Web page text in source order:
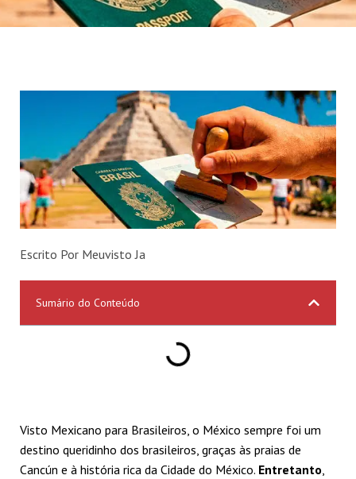
Escrito Por Meuvisto Ja
Sumário do Conteúdo
Visto Mexicano para Brasileiros, o México sempre foi um
destino queridinho dos brasileiros, graças às praias de
Cancún e à história rica da Cidade do México. Entretanto,